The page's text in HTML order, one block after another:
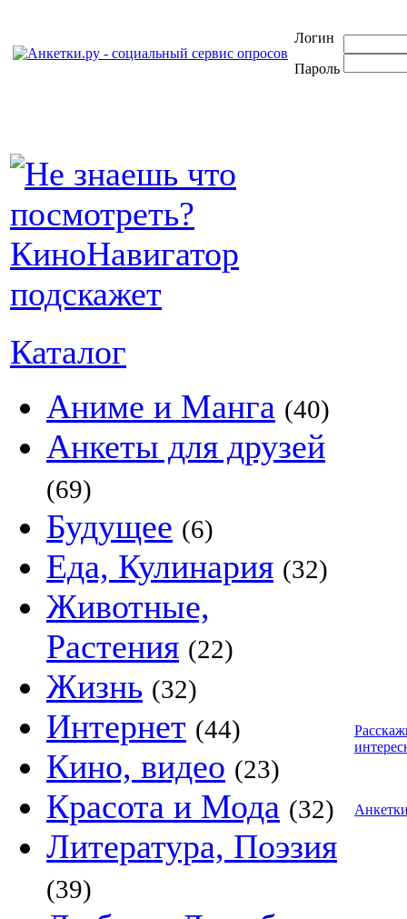
Логин
Пароль
Каталог
Аниме и Манга (40)
Анкеты для друзей
(69)
Будущее (6)
Еда, Кулинария (32)
Животные,
Растения (22)
Жизнь (32)
Интернет (44)
Кино, видео (23)
Красота и Мода (32)
Литература, Поэзия
(39)